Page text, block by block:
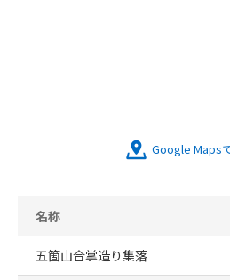
Google Maps
名称
五箇山合掌造り集落